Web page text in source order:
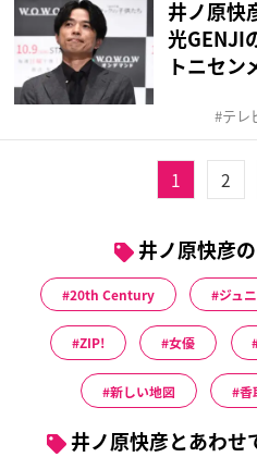
井ノ原快
光GENJI
トニセン
テレ
1 2
井ノ原快彦
20th Century ジュ
ZIP! 女優
新しい地図 香
井ノ原快彦とあわせ